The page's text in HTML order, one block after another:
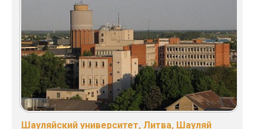
Шауляйский университет, Литва, Шауляй